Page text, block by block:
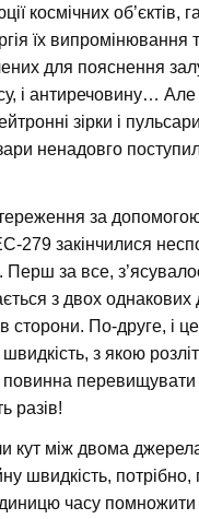
космічних об’єктів,
їх випромінювання
для пояснення
і антиречовину… Але
зірки і
ненадовго
за допомогою
279 закінчилися
Перш за все,
з двох
сторони. По-друге, і
з якою
перевищувати
разів!
кут між двома
швидкість,
часу помножити